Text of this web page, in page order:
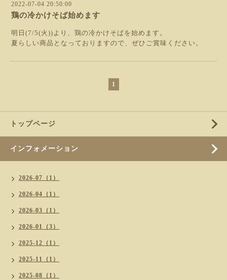
2022-07-04 20:50:00
鶏の冷かけそば始めます
明日(7/5(火))より、鶏の冷かけそばを始めます。
夏らしい商品となっておりますので、ぜひご賞味ください。
1
トップページ
インフォメーション
2026-07（1）
2026-04（1）
2026-03（1）
2026-01（3）
2025-12（1）
2025-11（1）
2025-08（1）